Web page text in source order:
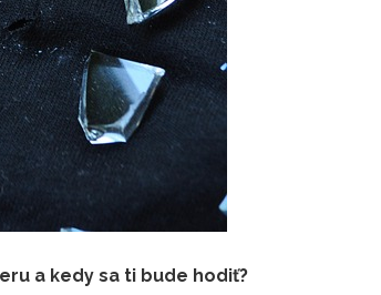
a kedy sa ti bude hodiť?